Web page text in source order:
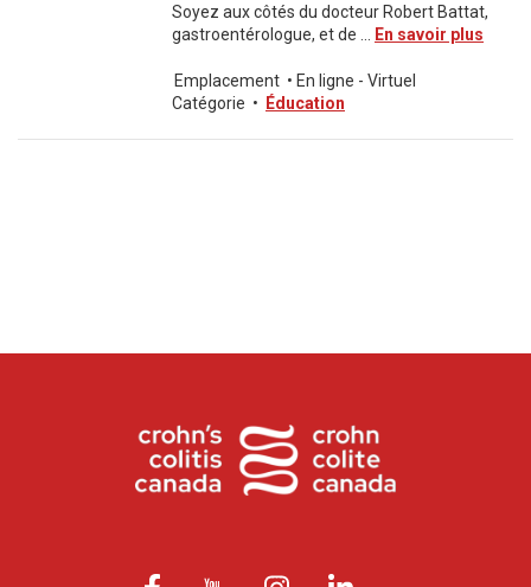
Soyez aux côtés du docteur Robert Battat,
gastroentérologue, et de ...
En savoir plus
Emplacement • En ligne - Virtuel
Catégorie • Éducation